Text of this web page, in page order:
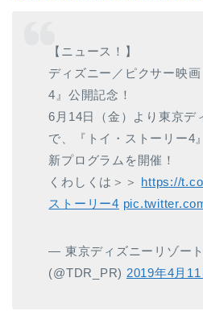
【ニュース！】
ディズニー／ピクサー映
4』公開記念！
6月14日（金）より東京デ
で、『トイ・ストーリー4
新プログラムを開催！
くわしくは＞＞ https://
ストーリー4
— 東京ディズニーリゾート
(@TDR_PR) 2019年4月11